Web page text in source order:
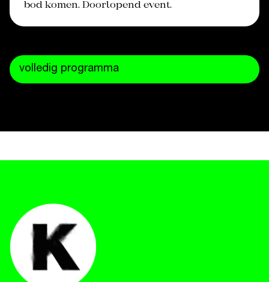
bod komen. Doorlopend event.
volledig programma